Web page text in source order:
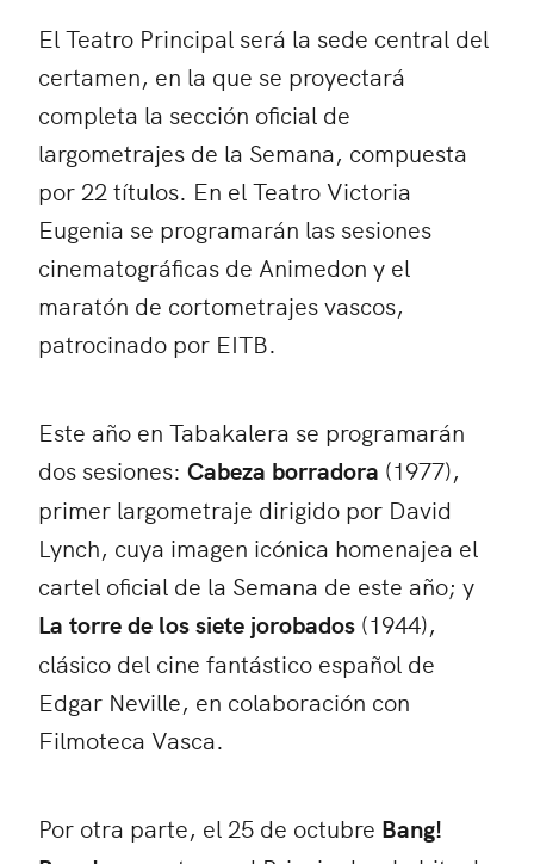
El Teatro Principal será la sede central del
certamen, en la que se proyectará
completa la sección oficial de
largometrajes de la Semana, compuesta
por 22 títulos. En el Teatro Victoria
Eugenia se programarán las sesiones
cinematográficas de Animedon y el
maratón de cortometrajes vascos,
patrocinado por EITB.
Este año en Tabakalera se programarán
dos sesiones: Cabeza borradora (1977),
primer largometraje dirigido por David
Lynch, cuya imagen icónica homenajea el
cartel oficial de la Semana de este año; y
La torre de los siete jorobados (1944),
clásico del cine fantástico español de
Edgar Neville, en colaboración con
Filmoteca Vasca.
Por otra parte, el 25 de octubre Bang!